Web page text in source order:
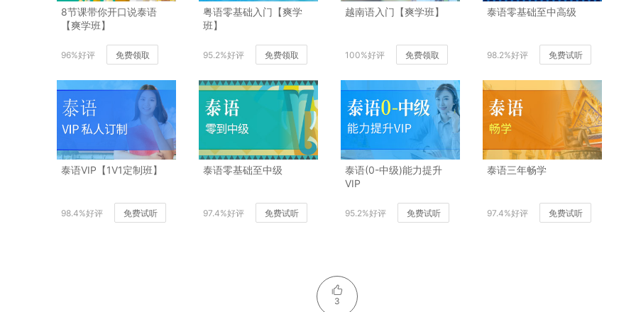
8节课带你开口说泰语
【爽学班】
96%好评 免费领取
粤语零基础入门【爽学
班】
95.2%好评 免费领取
越南语入门【爽学班】
100%好评 免费领取
泰语零基础至中高级
98.2%好评 免费试听
泰语VIP【1V1定制班】
98.4%好评 免费试听
泰语零基础至中级
97.4%好评 免费试听
泰语(0-中级)能力提升
VIP
95.2%好评 免费试听
泰语三年畅学
97.4%好评 免费试听
3